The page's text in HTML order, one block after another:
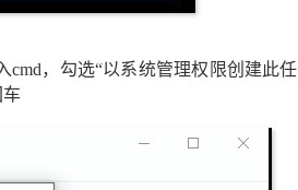
，勾选“以系统管理权限创建此任
车